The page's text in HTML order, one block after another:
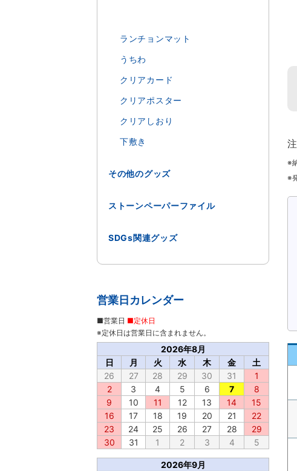
※
※
ランチョンマット
うちわ
クリアカード
クリアポスター
クリアしおり
下敷き
その他のグッズ
ストーンペーパーファイル
SDGs関連グッズ
営業日カレンダー
2026年8月
日
月 火 水 木 金
土
26
27 28 29 30 31
1
2
3 4 5 6 7
8
9
10 11 12 13 14
15
16
17 18 19 20 21
22
23
24 25 26 27 28
29
30
31 1 2 3 4 5
2026年9月
■営業日 ■定休日
※定休日は営業日に含まれません。